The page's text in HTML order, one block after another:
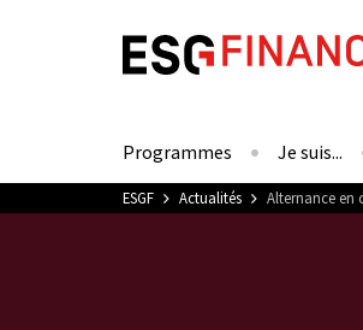
Programmes Je suis...
Vous êtes ici
ESGF Actualités Alternance en